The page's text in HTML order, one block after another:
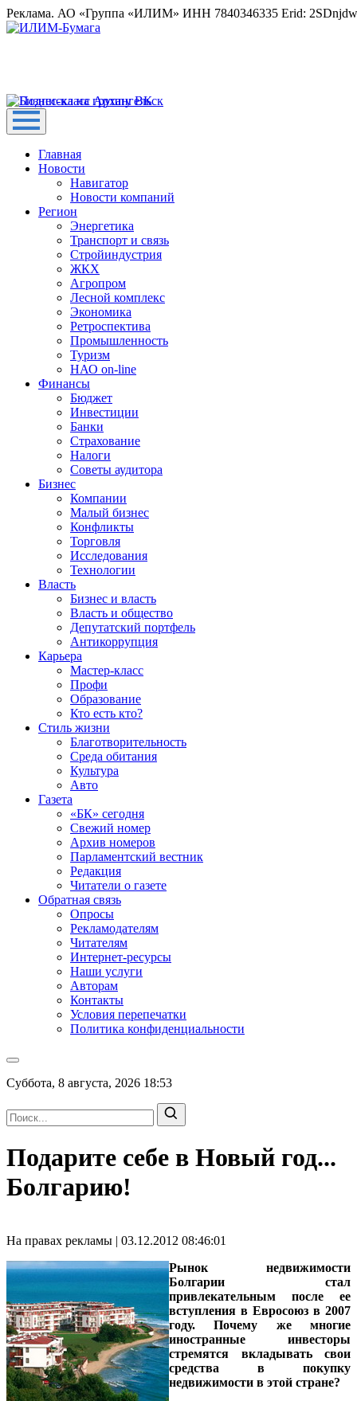
Реклама. АО «Группа «ИЛИМ» ИНН 7840346335 Erid:
Главная
Новости
Навигатор
Новости компаний
Регион
Энергетика
Транспорт и связь
Стройиндустрия
ЖКХ
Агропром
Лесной комплекс
Экономика
Ретроспектива
Промышленность
Туризм
НАО on-line
Финансы
Бюджет
Инвестиции
Банки
Страхование
Налоги
Советы аудитора
Бизнес
Компании
Малый бизнес
Конфликты
Торговля
Исследования
Технологии
Власть
Бизнес и власть
Власть и общество
Депутатский портфель
Антикоррупция
Карьера
Мастер-класс
Профи
Образование
Кто есть кто?
Стиль жизни
Благотворительность
Среда обитания
Культура
Авто
Газета
«БК» сегодня
Свежий номер
Архив номеров
Парламентский вестник
Редакция
Читатели о газете
Обратная связь
Опросы
Рекламодателям
Читателям
Интернет-ресурсы
Наши услуги
Авторам
Контакты
Условия перепечатки
Политика конфиденциальности
Суббота, 8 августа, 2026 18:53
Подарите себе в Новый год...
Болгарию!
На правах рекламы | 03.12.2012 08:46:01
Рынок недвижимости
Болгарии стал
привлекательным после ее
вступления в Евросоюз в 2007
году. Почему же многие
иностранные инвесторы
стремятся вкладывать свои
средства в покупку
недвижимости в этой стране?